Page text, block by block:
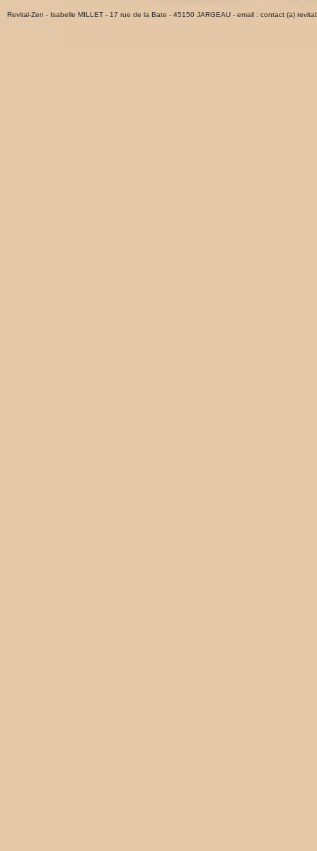
Revital-Zen - Isabelle MILLET - 17 rue de la Bate - 45150 JARGEAU - email : contact (a)